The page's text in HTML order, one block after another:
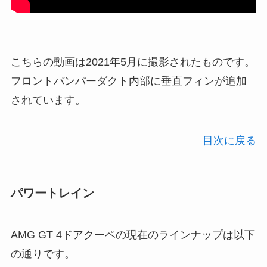
こちらの動画は2021年5月に撮影されたものです。
フロントバンパーダクト内部に垂直フィンが追加
されています。
目次に戻る
パワートレイン
AMG GT 4ドアクーペの現在のラインナップは以下
の通りです。